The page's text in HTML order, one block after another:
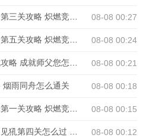
08-08 00:27
08-08 00:24
08-08 00:21
雨同舟怎么通关 08-08 00:18
08-08 00:15
08-08 00:12